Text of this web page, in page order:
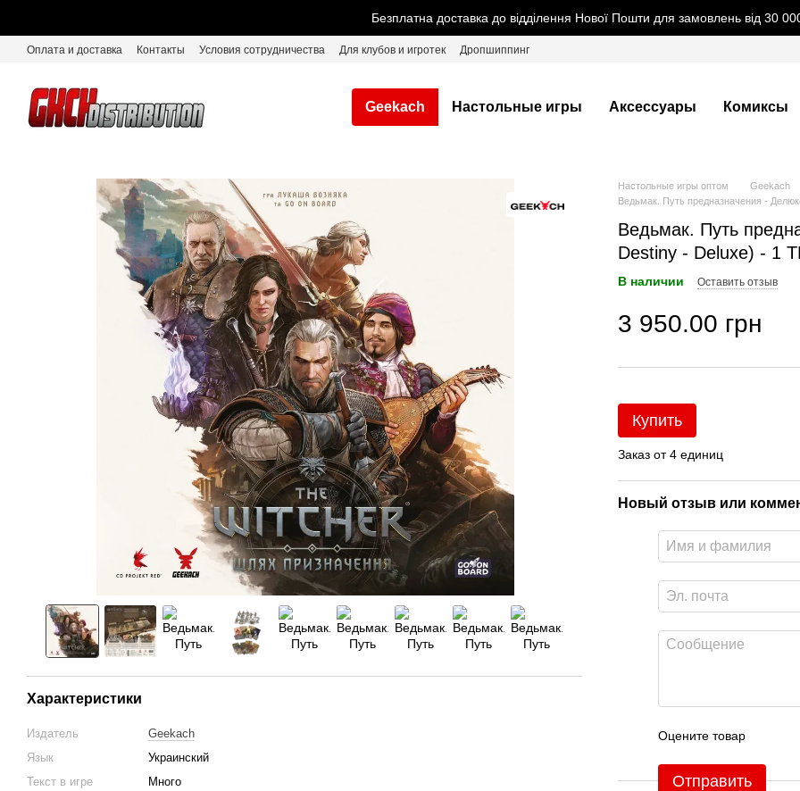
Безплатна доставка до відділення Нової Пошти для замовлень від 30
Оплата и доставка Контакты Условия сотрудничества Для клубов и игротек Дропшиппинг
Geekach Настольные игры Аксессуары Комиксы
Характеристики
Издатель
Geekach
Язык
Украинский
Текст в игре
Много
Настольные игры оптом
Geekach
Ведьмак. Путь предназначения -
Ведьмак. Путь
Destiny - Deluxe) - 1
В наличии Оставить отзыв
3 950.00 грн
Купить
Заказ от 4 единиц
Новый отзыв или
Оцените товар
Отправить